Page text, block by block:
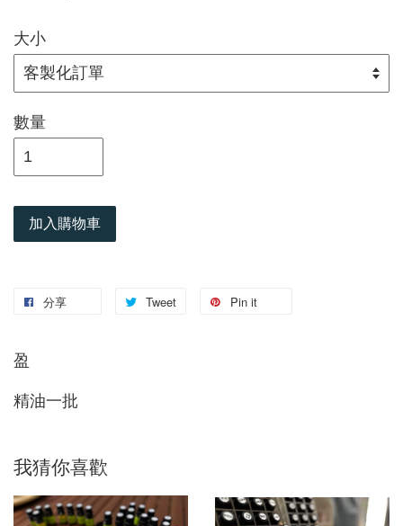
大小
數量
加入購物車
分享 Tweet Pin it
盈
精油一批
我猜你喜歡